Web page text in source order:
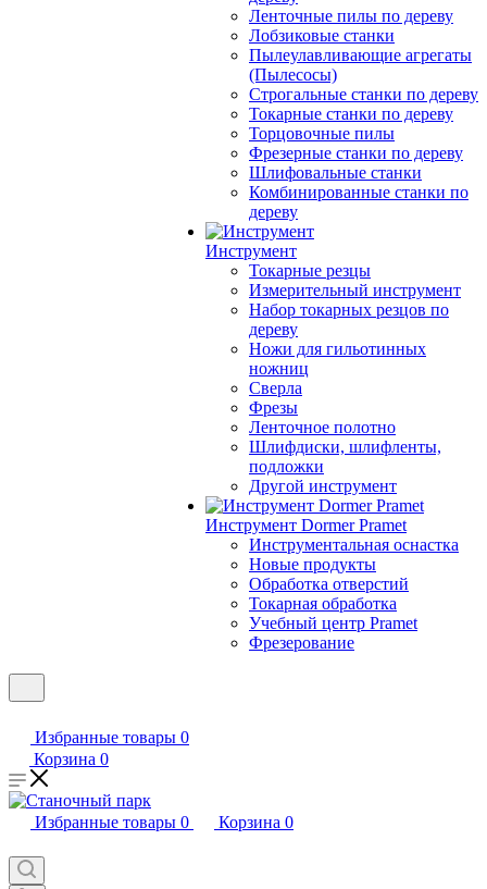
Ленточные пилы по дереву
Лобзиковые станки
Пылеулавливающие агрегаты
(Пылесосы)
Строгальные станки по дереву
Токарные станки по дереву
Торцовочные пилы
Фрезерные станки по дереву
Шлифовальные станки
Комбинированные станки по
дереву
Инструмент
Токарные резцы
Измерительный инструмент
Набор токарных резцов по
дереву
Ножи для гильотинных
ножниц
Сверла
Фрезы
Ленточное полотно
Шлифдиски, шлифленты,
подложки
Другой инструмент
Инструмент Dormer Pramet
Инструментальная оснастка
Новые продукты
Обработка отверстий
Токарная обработка
Учебный центр Pramet
Фрезерование
Избранные товары 0
Корзина 0
Избранные товары 0 Корзина 0